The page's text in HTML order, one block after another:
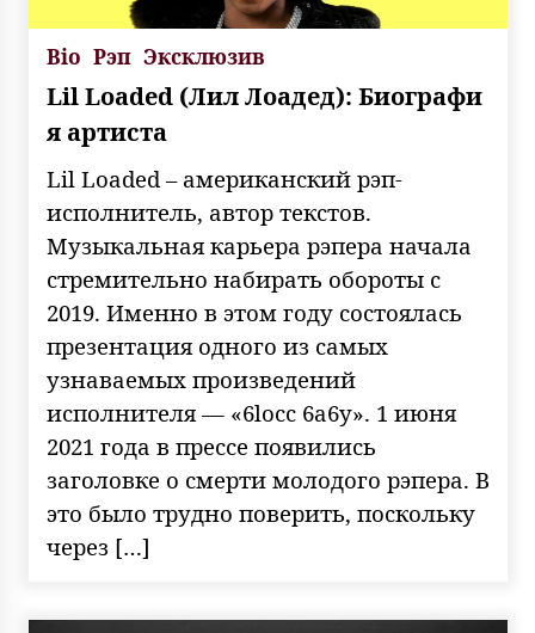
Bio Рэп Эксклюзив
Lil Loaded (Лил Лоадед): Биографи
я артиста
Lil Loaded – американский рэп-
исполнитель, автор текстов.
Музыкальная карьера рэпера начала
стремительно набирать обороты с
2019. Именно в этом году состоялась
презентация одного из самых
узнаваемых произведений
исполнителя — «6locc 6a6y». 1 июня
2021 года в прессе появились
заголовке о смерти молодого рэпера. В
это было трудно поверить, поскольку
через […]